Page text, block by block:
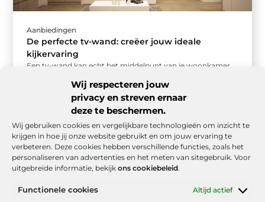
Wij respecteren jouw
privacy en streven ernaar
deze te beschermen.
Wij gebruiken cookies en vergelijkbare technologieën om inzicht te
krijgen in hoe jij onze website gebruikt en om jouw ervaring te
verbeteren. Deze cookies hebben verschillende functies, zoals het
personaliseren van advertenties en het meten van sitegebruik. Voor
uitgebreide informatie, bekijk ons cookiebeleid.
Functionele cookies Altijd actief
Aanbiedingen
De perfecte tv-wand: creëer jouw ideale
kijkervaring
Een tv-wand kan echt het middelpunt van je woonkamer